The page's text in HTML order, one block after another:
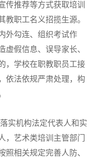
传推荐等方式获取培训
教职工名义招揽生源。
外勾连、组织考试作
虚假信息、误导家长、
，学校在职教职员工接
依法依规严肃处理，构
实机构法定代表人和实
，艺术类培训主管部门
照相关规定完善人防、